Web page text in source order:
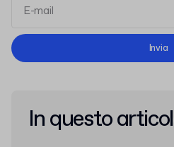
termini e le condizioni
Invia
In questo